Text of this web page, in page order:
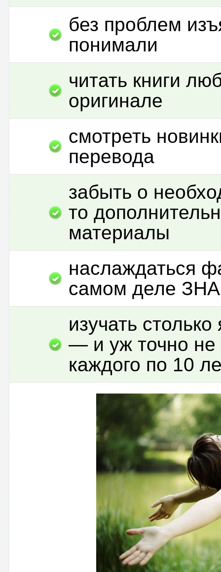
без проблем
понимали
читать книги
оригинале
смотреть
перевода
забыть о
то
материалы
наслаждаться
самом деле
изучать
— и уж точно не
каждого по 10